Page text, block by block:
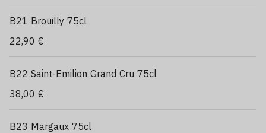
B21 Brouilly 75cl
22,90 €
B22 Saint-Emilion Grand Cru 75cl
38,00 €
B23 Margaux 75cl